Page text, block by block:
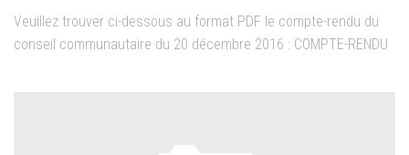
Veuillez trouver ci-dessous au format PDF le compte-rendu du
conseil communautaire du 20 décembre 2016 : COMPTE-RENDU